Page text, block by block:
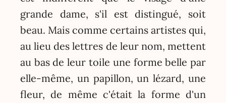
grande dame, s'il est distingué, soit
beau. Mais comme certains artistes qui,
au lieu des lettres de leur nom, mettent
au bas de leur toile une forme belle par
elle-même, un papillon, un lézard, une
fleur, de même c'était la forme d'un